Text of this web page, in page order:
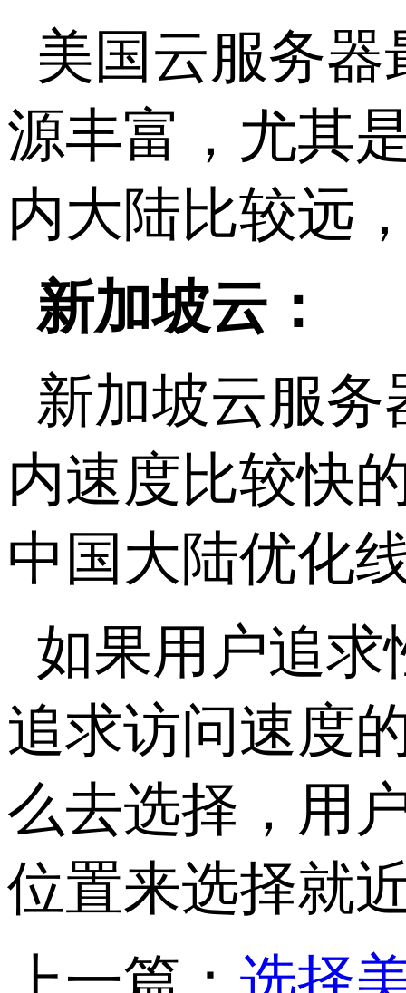
美国云服务
源丰富，尤其
内大陆比较远
新加坡云：
新加坡云服
内速度比较快
中国大陆优化
如果用户追求
追求访问速度
么去选择，用
位置来选择就